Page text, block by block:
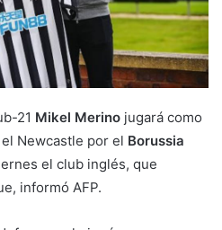
21 Mikel Merino jugará como
Newcastle por el Borussia
el club inglés, que
informó AFP.